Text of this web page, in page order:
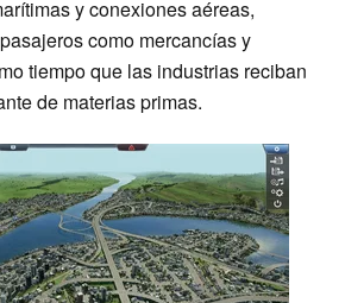
y conexiones aéreas,
como mercancías y
tiempo que las industrias reciban
de materias primas.